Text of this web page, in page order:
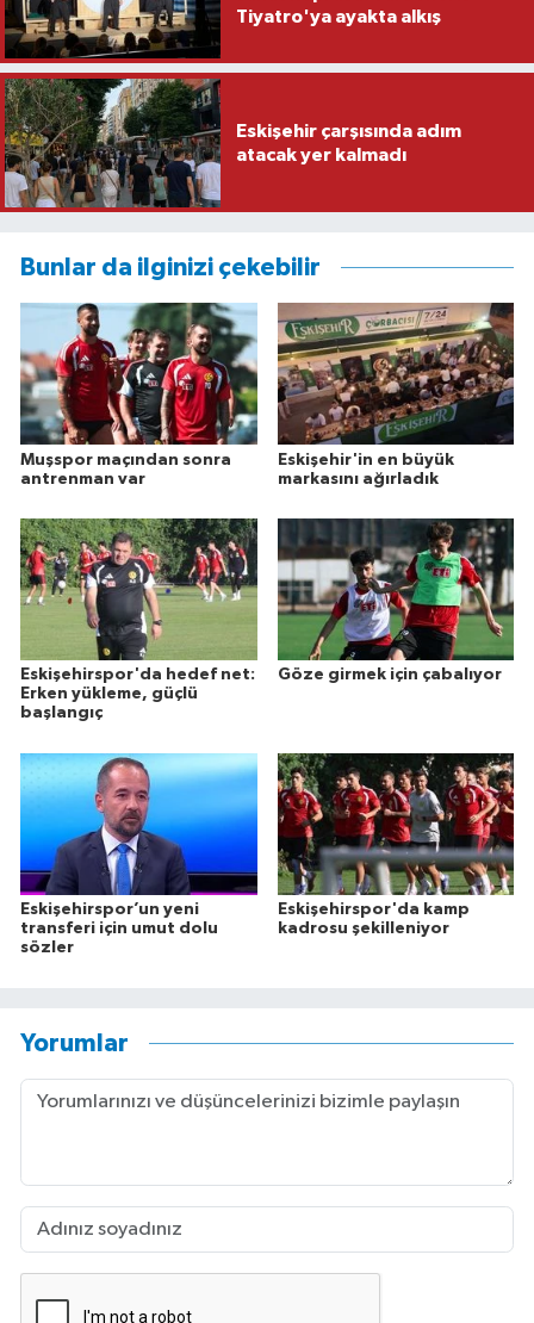
Tiyatro'ya ayakta alkış
Eskişehir çarşısında adım
atacak yer kalmadı
Bunlar da ilginizi çekebilir
Muşspor maçından sonra
antrenman var
Eskişehir'in en büyük
markasını ağırladık
Eskişehirspor'da hedef net:
Erken yükleme, güçlü
başlangıç
Göze girmek için çabalıyor
Eskişehirspor’un yeni
transferi için umut dolu
sözler
Eskişehirspor'da kamp
kadrosu şekilleniyor
Yorumlar